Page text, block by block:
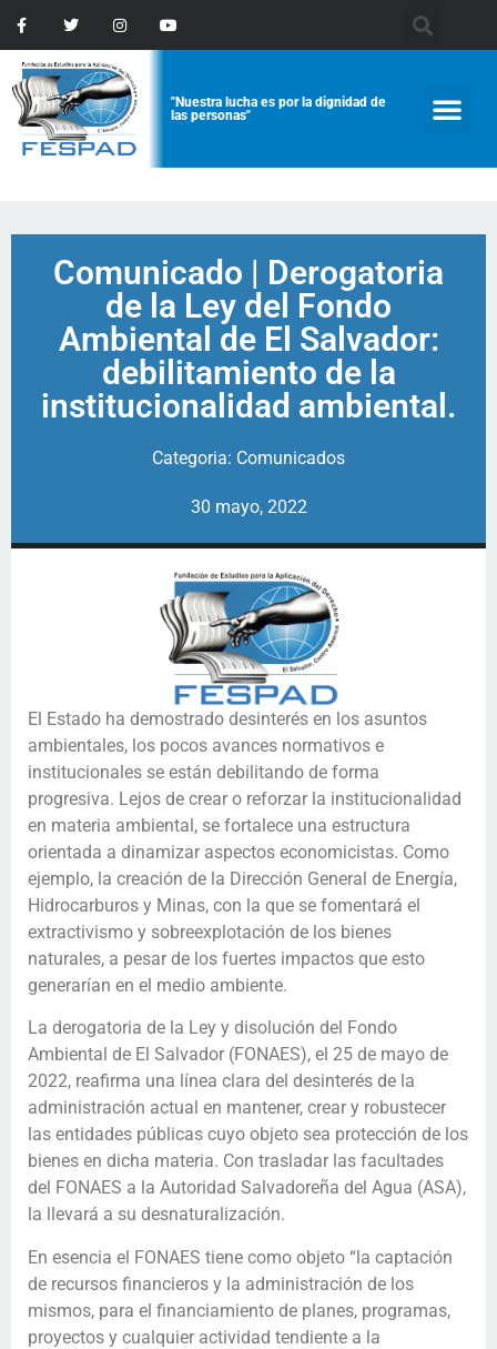
"Nuestra lucha es por la dignidad de
las personas"
Comunicado | Derogatoria
de la Ley del Fondo
Ambiental de El Salvador:
debilitamiento de la
institucionalidad ambiental.
Categoria: Comunicados
30 mayo, 2022
El Estado ha demostrado desinterés en los asuntos
ambientales, los pocos avances normativos e
institucionales se están debilitando de forma
progresiva. Lejos de crear o reforzar la institucionalidad
en materia ambiental, se fortalece una estructura
orientada a dinamizar aspectos economicistas. Como
ejemplo, la creación de la Dirección General de Energía,
Hidrocarburos y Minas, con la que se fomentará el
extractivismo y sobreexplotación de los bienes
naturales, a pesar de los fuertes impactos que esto
generarían en el medio ambiente.
La derogatoria de la Ley y disolución del Fondo
Ambiental de El Salvador (FONAES), el 25 de mayo de
2022, reafirma una línea clara del desinterés de la
administración actual en mantener, crear y robustecer
las entidades públicas cuyo objeto sea protección de los
bienes en dicha materia. Con trasladar las facultades
del FONAES a la Autoridad Salvadoreña del Agua (ASA),
la llevará a su desnaturalización.
En esencia el FONAES tiene como objeto “la captación
de recursos financieros y la administración de los
mismos, para el financiamiento de planes, programas,
proyectos y cualquier actividad tendiente a la